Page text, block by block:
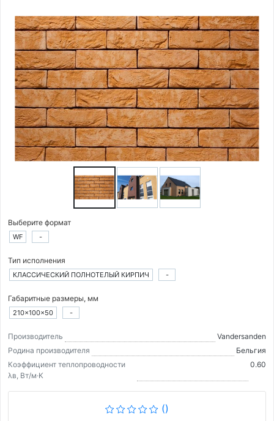
Выберите формат
WF -
Тип исполнения
КЛАССИЧЕСКИЙ ПОЛНОТЕЛЫЙ КИРПИЧ -
Габаритные размеры, мм
210×100×50 -
Производитель
Vandersanden
Родина производителя
Бельгия
Коэффициент теплопроводности
λв, Вт/м·K
0.60
()